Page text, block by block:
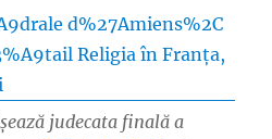
judecata finală a